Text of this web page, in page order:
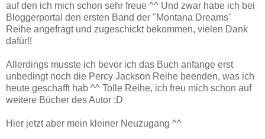
auf den ich mich schon sehr freue ^^ Und zwar habe ich bei
Bloggerportal den ersten Band der "Montana Dreams"
Reihe angefragt und zugeschickt bekommen, vielen Dank
dafür!!
Allerdings musste ich bevor ich das Buch anfange erst
unbedingt noch die Percy Jackson Reihe beenden, was ich
heute geschafft hab ^^ Tolle Reihe, ich freu mich schon auf
weitere Bücher des Autor :D
Hier jetzt aber mein kleiner Neuzugang ^^